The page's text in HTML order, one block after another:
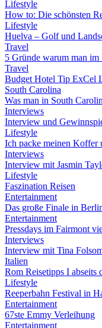
Lifestyle
How to: Die schönsten
Lifestyle
Huelva – Golf und
Travel
5 Gründe warum man im
Travel
Budget Hotel Tip ExCel
South Carolina
Was man in South
Interviews
Interview und
Lifestyle
Ich packe meinen
Interviews
Interview mit Jasmin
Lifestyle
Faszination Reisen
Entertainment
Das große Finale in
Entertainment
Pressdays im Fairmont
Interviews
Interview mit Tina
Italien
Rom Reisetipps I abseits
Lifestyle
Reeperbahn Festival in
Entertainment
67ste Emmy Verleihung
Entertainment